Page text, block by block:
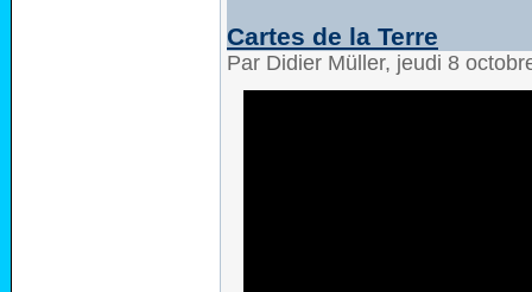
Cartes de la Terre
Par Didier Müller, jeudi 8